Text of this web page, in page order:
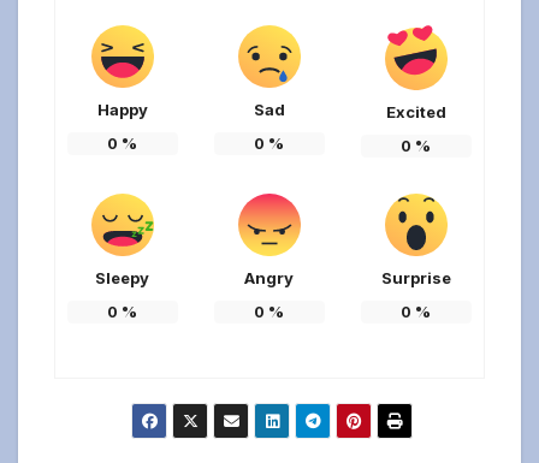
Happy
0 %
Sad
0 %
Excited
0 %
Sleepy
0 %
Angry
0 %
Surprise
0 %